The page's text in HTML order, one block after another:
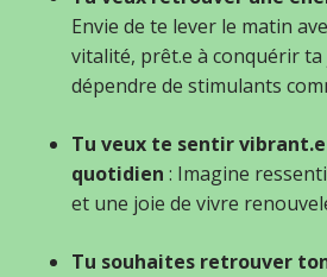
Envie de te lever le matin
vitalité, prêt.e à conquérir
dépendre de stimulants
Tu veux te sentir
quotidien : Imagine
et une joie de vivre
Tu souhaites retrouver